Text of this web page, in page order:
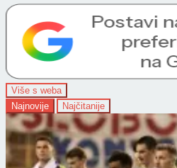
Više s weba
Najnovije
Najčitanije